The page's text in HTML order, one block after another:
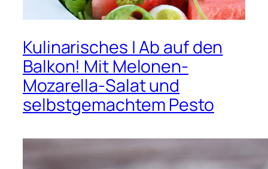
Kulinarisches | Ab auf den
Balkon! Mit Melonen-
Mozarella-Salat und
selbstgemachtem Pesto